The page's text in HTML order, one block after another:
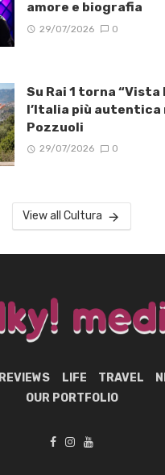
amore e biografia
29/07/2026 0
Su Rai 1 torna “Vista
l’Italia più
Pozzuoli
29/07/2026 0
View all Cultura
REVIEWS LIFE TRAVEL
OUR PORTFOLIO